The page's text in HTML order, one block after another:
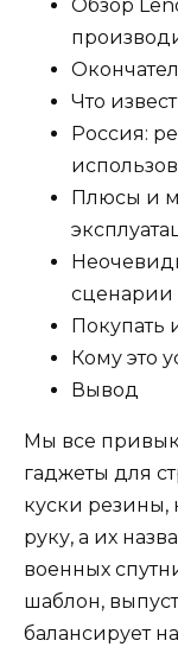
Обзор
Что
Россия:
Плюсы и
сценарии
Покупать
Кому это
Вывод
Мы все
гаджеты для
куски резины,
руку, а их
военных
шаблон,
балансирует